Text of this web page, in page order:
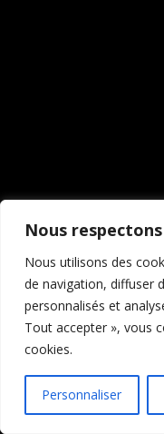
Nous
Nous utilisons des
de navigation, diffuser
personnalisés et
Tout accepter », vous
cookies.
Personnaliser